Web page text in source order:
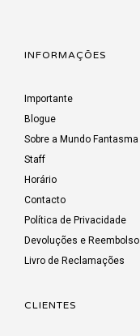
INFORMAÇÕES
Importante
Blogue
Sobre a Mundo Fantasma
Staff
Horário
Contacto
Política de Privacidade
Devoluções e Reembolso
Livro de Reclamações
CLIENTES